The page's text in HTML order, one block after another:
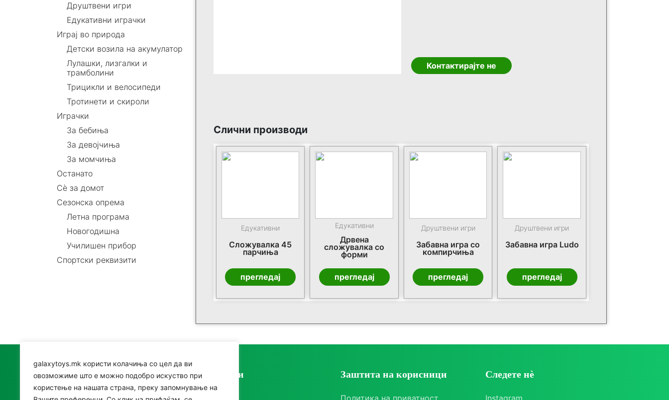
galaxytoys.mk користи колачиња со цел да ви
овозможиме што е можно подобро искуство при
користење на нашата страна, преку запомнување на
Друштвени игри
Едукативни играчки
Играј во природа
Детски возила на акумулатор
Лулашки, лизгалки и
трамболини
Трицикли и велосипеди
Тротинети и скироли
Играчки
За бебиња
За девојчиња
За момчиња
Останато
Сè за домот
Сезонска опрема
Летна програма
Новогодишна
Училишен прибор
Спортски реквизити
Контактирајте не
Слични производи
Едукативни
Сложувалка 45
парчиња
прегледај
Едукативни
Дрвена
сложувалка со
форми
прегледај
Друштвени игри
Забавна игра со
компирчиња
прегледај
Друштвени игри
Забавна игра Ludo
прегледај
Категории Заштита на корисници
Политика на приватност
Следете нè
Instagram